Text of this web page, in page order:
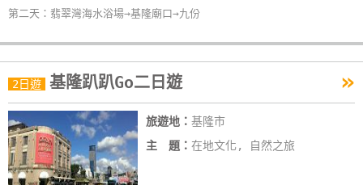
第二天：翡翠灣海水浴場→基隆廟口→九份
2日遊 基隆趴趴Go二日遊 »
旅遊地： 基隆市
主 題： 在地文化, 自然之旅